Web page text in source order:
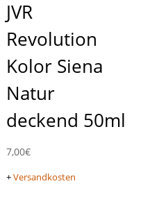
JVR
Revolution
Kolor Siena
Natur
deckend 50ml
7,00€
+Versandkosten